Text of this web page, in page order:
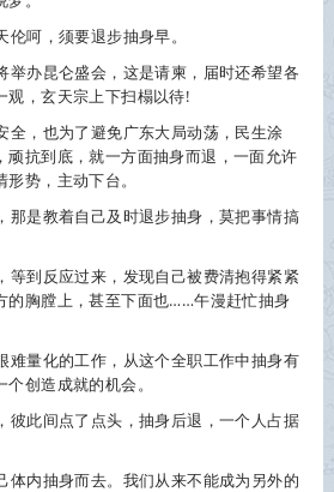
伦呵，须要退步抽身早。
举办昆仑盛会，这是请柬，届时还希望各
观，玄天宗上下扫榻以待!
全，也为了避免广东大局动荡，民生涂
顽抗到底，就一方面抽身而退，一面允许
势，主动下台。
那是教着自己及时退步抽身 ，莫把事情搞
等到反应过来，发现自己被费清抱得紧紧
的胸膛上，甚至下面也……午漫赶忙抽身
难量化的工作，从这个全职工作中抽身有
创造成就的机会。
彼此间点了点头， 抽身后退，一个人占据
体内抽身而去。我们从来不能成为另外的